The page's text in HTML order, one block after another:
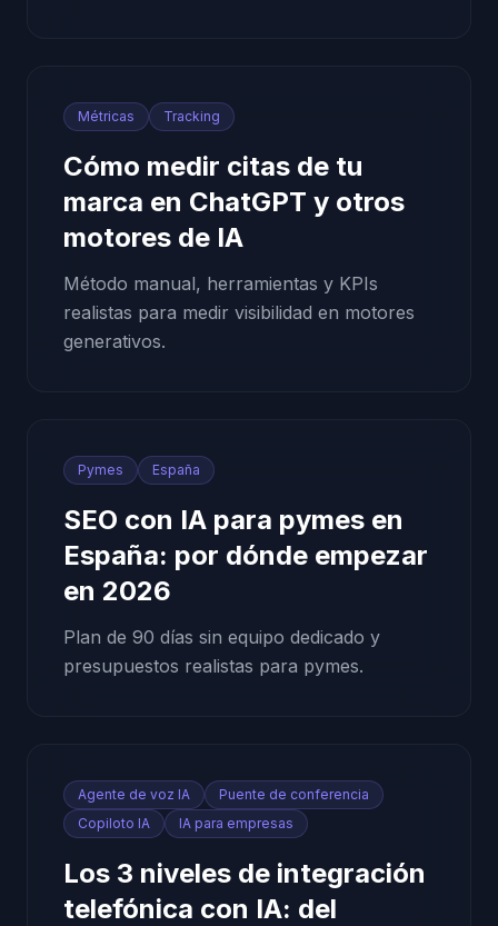
Métricas Tracking
Cómo medir citas de tu
marca en ChatGPT y otros
motores de IA
Método manual, herramientas y KPIs
realistas para medir visibilidad en motores
generativos.
Pymes España
SEO con IA para pymes en
España: por dónde empezar
en 2026
Plan de 90 días sin equipo dedicado y
presupuestos realistas para pymes.
Agente de voz IA
Puente de conferencia
Copiloto IA
IA para empresas
Los 3 niveles de integración
telefónica con IA: del